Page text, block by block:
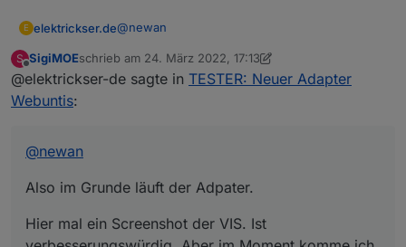
Ich hab hier auch den QR-Code. Da hab ich folgende
Daten gelesen:
Aber auch damit funktioniert es nicht. Fehler:
E elektrickser.de@newan
Also im Grunde läuft der Adpater.
S
Offline
SigiMOEschrieb am 24. März 2022, 17:13
zuletzt editiert von SigiMOE
@elektrickser-de sagte in TESTER: Neuer Adapter
Webuntis:
@newan
Also im Grunde läuft der Adpater.
Hier mal ein Screenshot der VIS. Ist